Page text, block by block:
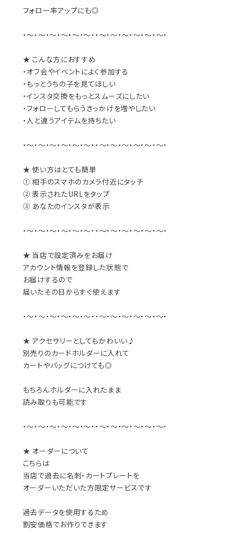
フォロー率アップにも◎
・～・～・～・～・～・～・・～・～・～・～・～・～・
★ こんな方におすすめ
・オフ会やイベントによく参加する
・もっとうちの子を見てほしい
・インスタ交換をもっとスムーズにしたい
・フォローしてもらうきっかけを増やしたい
・人と違うアイテムを持ちたい
・～・～・～・～・～・～・・～・～・～・～・～・～・
★ 使い方はとても簡単
① 相手のスマホのカメラ付近にタッチ
② 表示されたURLをタップ
③ あなたのインスタが表示
・～・～・～・～・～・～・・～・～・～・～・～・～・
★ 当店で設定済みをお届け
アカウント情報を登録した状態で
お届けするので
届いたその日からすぐ使えます
・～・～・～・～・～・～・・～・～・～・～・～・～・
★ アクセサリーとしてもかわいい♪
別売りのカードホルダーに入れて
カートやバッグにつけても◎
もちろんホルダーに入れたまま
読み取りも可能です
・～・～・～・～・～・～・・～・～・～・～・～・～・
★ オーダーについて
こちらは
当店で過去に名刺・カートプレートを
オーダーいただいた方限定サービスです
過去データを使用するため
割安価格でお作りできます